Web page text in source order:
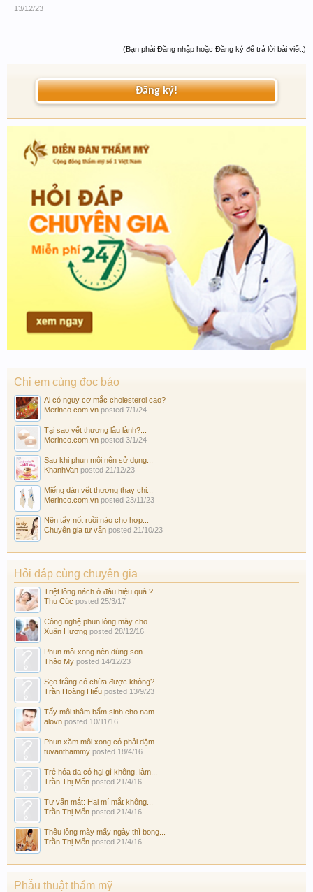
13/12/23
(Bạn phải Đăng nhập hoặc Đăng ký để trả lời bài viết.)
Đăng ký!
Chị em cùng đọc báo
Ai có nguy cơ mắc cholesterol cao?
Merinco.com.vn posted 7/1/24
Tại sao vết thương lâu lành?...
Merinco.com.vn posted 3/1/24
Sau khi phun môi nên sử dụng...
KhanhVan posted 21/12/23
Miếng dán vết thương thay chỉ...
Merinco.com.vn posted 23/11/23
Nên tẩy nốt ruồi nào cho hợp...
Chuyên gia tư vấn posted 21/10/23
Hỏi đáp cùng chuyên gia
Triệt lông nách ở đâu hiệu quả ?
Thu Cúc posted 25/3/17
Công nghệ phun lông mày cho...
Xuân Hương posted 28/12/16
Phun môi xong nên dùng son...
Thảo My posted 14/12/23
Sẹo trắng có chữa được không?
Trần Hoàng Hiếu posted 13/9/23
Tẩy môi thâm bẩm sinh cho nam...
alovn posted 10/11/16
Phun xăm môi xong có phải dặm...
tuvanthammy posted 18/4/16
Trẻ hóa da có hại gì không, làm...
Trần Thị Mến posted 21/4/16
Tư vấn mắt: Hai mí mắt không...
Trần Thị Mến posted 21/4/16
Thêu lông mày mấy ngày thì bong...
Trần Thị Mến posted 21/4/16
Phẫu thuật thẩm mỹ